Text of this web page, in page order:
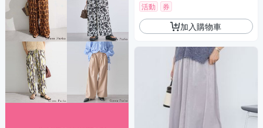
活動 券
加入購物車